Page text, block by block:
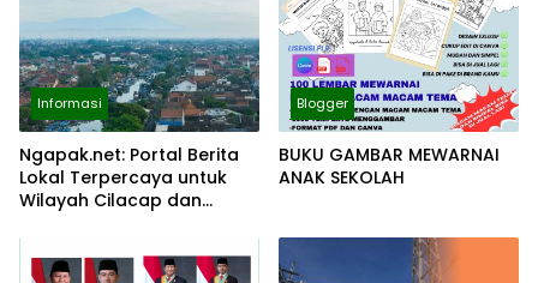
Informasi
Ngapak.net: Portal Berita
Lokal Terpercaya untuk
Wilayah Cilacap dan
Blogger
BUKU GAMBAR MEWARNAI
ANAK SEKOLAH